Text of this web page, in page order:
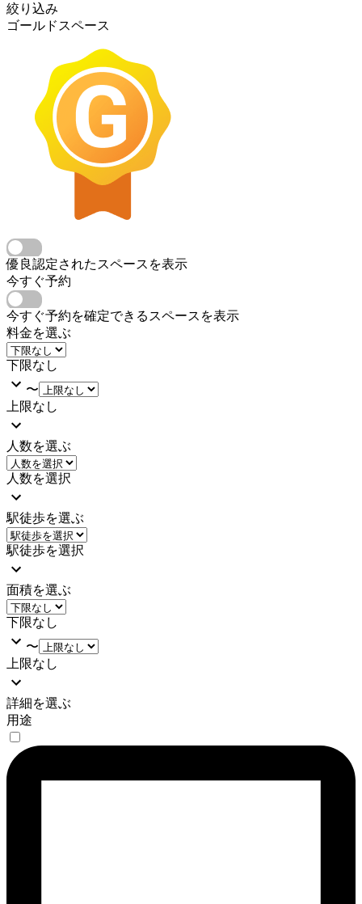
絞り込み
ゴールドスペース
優良認定されたスペースを表示
今すぐ予約
今すぐ予約を確定できるスペースを表示
料金を選ぶ
下限なし
〜
上限なし
人数を選ぶ
人数を選択
駅徒歩を選ぶ
駅徒歩を選択
面積を選ぶ
下限なし
〜
上限なし
詳細を選ぶ
用途